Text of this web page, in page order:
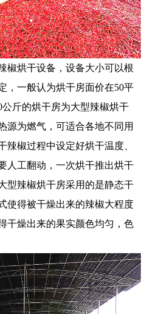
椒烘干设备，设备大小可以根
，一般认为烘干房面价在50平
斤的烘干房为大型辣椒烘干
源为燃气，可适合各地不同用
辣椒过程中设定好烘干温度、
人工翻动，一次烘干推出烘干
型辣椒烘干房采用的是静态干
使得被干燥出来的辣椒大程度
干燥出来的果实颜色均匀，色